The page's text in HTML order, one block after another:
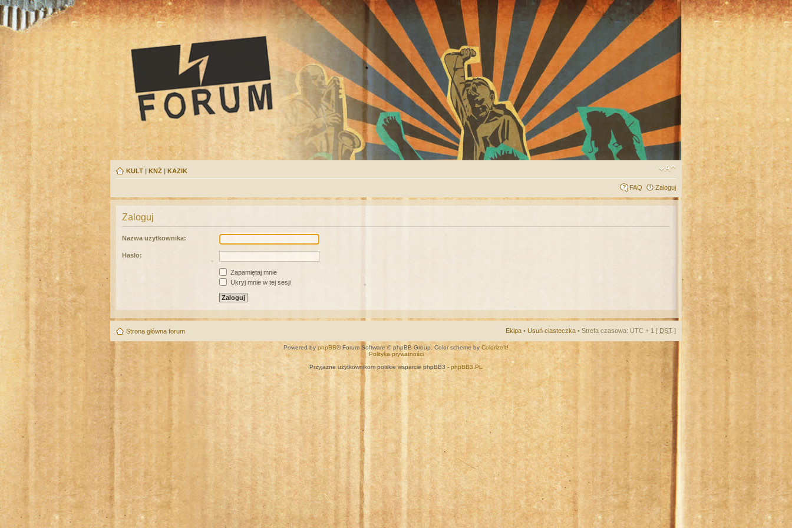
KULT | KNŻ | KAZIK
FAQ Zaloguj
Zaloguj
Nazwa użytkownika:
Hasło:
Zapamiętaj mnie
Ukryj mnie w tej sesji
Strona główna forum Ekipa • Usuń ciasteczka • Strefa czasowa: UTC + 1 [ DST ]
Powered by phpBB® Forum Software © phpBB Group. Color scheme by ColorizeIt!
Polityka prywatności
Przyjazne użytkownikom polskie wsparcie phpBB3 - phpBB3.PL